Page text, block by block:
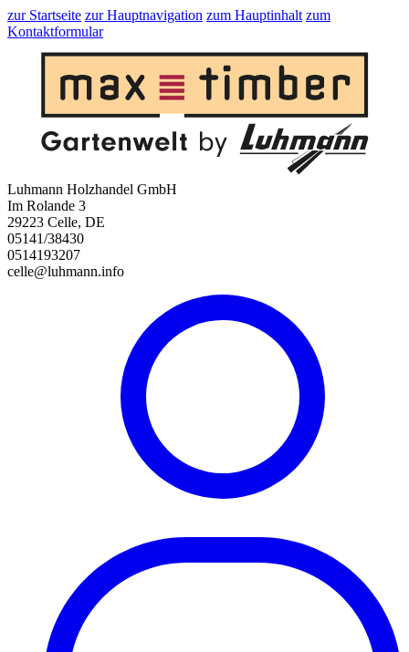
zur Startseite zur Hauptnavigation zum Hauptinhalt zum
Kontaktformular
Luhmann Holzhandel GmbH
Im Rolande 3
29223 Celle, DE
05141/38430
0514193207
celle@luhmann.info